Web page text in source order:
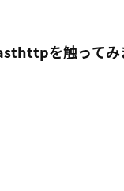
を触ってみ